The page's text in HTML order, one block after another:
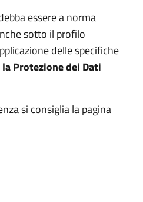
essere a norma
sotto il profilo
delle specifiche
Protezione dei Dati
si consiglia la pagina